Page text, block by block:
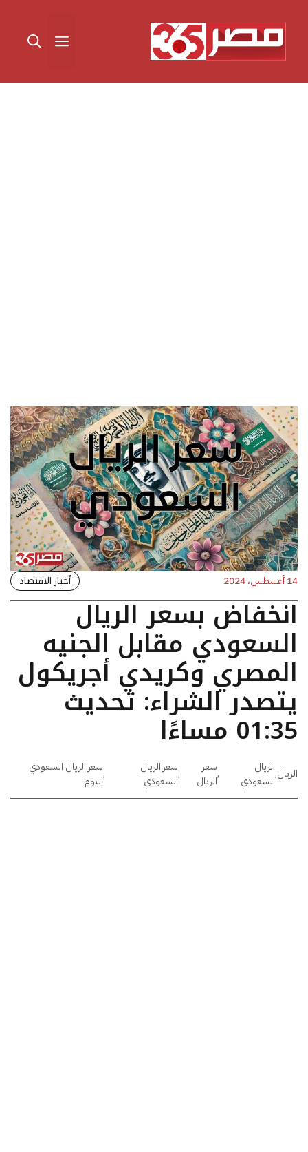
المحتوى القائمة
14 أغسطس، 2024 أخبار الاقتصاد
انخفاض بسعر الريال
السعودي مقابل الجنيه
المصري وكريدي أجريكول
يتصدر الشراء: تحديث
01:35 مساءًا
الريال,الريال
السعودي
,سعر
الريال
,سعر الريال
السعودي
,سعر الريال السعودي
اليوم